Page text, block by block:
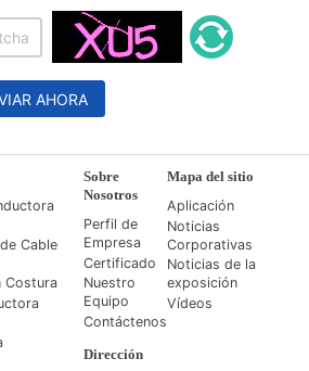
AHORA
Cable
Costura
Sobre
Nosotros
Perfil de
Empresa
Certificado
Nuestro
Equipo
Contáctenos
Mapa del sitio
Aplicación
Noticias
Corporativas
Noticias de la
exposición
Vídeos
Dirección